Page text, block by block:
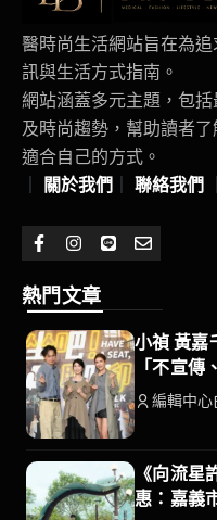
醫時尚生活網站旨在為
訊與生活方式指南。
網站涵蓋多元主題，包
及時尚趨勢，幫助讀者
適合自己的方式。
關於我們 聯絡我們
熱門文章
小禎 黃嘉
「不宣傳
編輯中心
《向流
惠：嘉義